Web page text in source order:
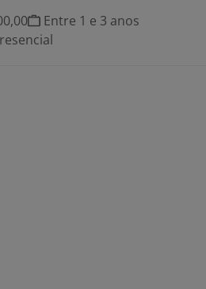
Entre 1 e 3 anos